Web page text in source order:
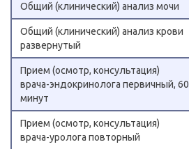
Общий (клинический) анализ мочи
Общий (клинический) анализ крови
развернутый
Прием (осмотр, консультация)
врача-эндокринолога первичный, 60
минут
Прием (осмотр, консультация)
врача-уролога повторный